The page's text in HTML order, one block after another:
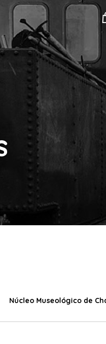
Núcleo Museológico de